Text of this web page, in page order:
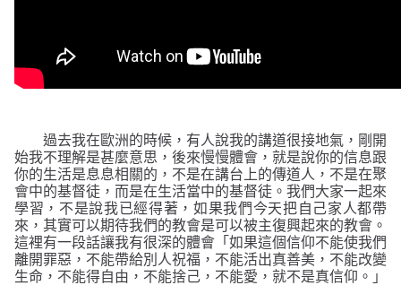
過去我在歐洲的時候，有人說我的講道很接地氣，剛開
始我不理解是甚麼意思，後來慢慢體會，就是說你的信息跟
你的生活是息息相關的，不是在講台上的傳道人，不是在聚
會中的基督徒，而是在生活當中的基督徒。我們大家一起來
學習，不是說我已經得著，如果我們今天把自己家人都帶
來，其實可以期待我們的教會是可以被主復興起來的教會。
這裡有一段話讓我有很深的體會 「 如果這個信仰不能使我們
離開罪惡，不能帶給別人祝福，不能活出真善美，不能改變
生命，不能得自由，不能捨己，不能愛，就不是真信仰。 」